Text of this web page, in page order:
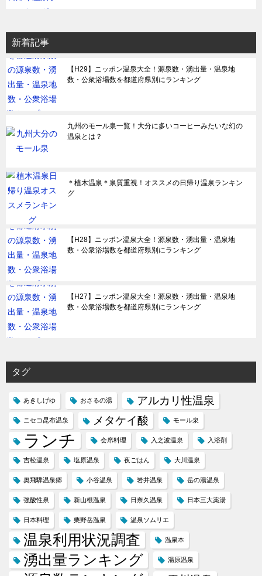
新着記事
【H29】ニッポン温泉大全！源泉数・湧出量・温泉地
数・公衆浴場数を都道府県別にランキング
九州のモール泉一覧！大分に多いコーヒーみたいな幻の
温泉とは？
＊植木温泉＊泉質重視！オススメの日帰り温泉ランキン
グ
【H28】ニッポン温泉大全！源泉数・湧出量・温泉地
数・公衆浴場数を都道府県別にランキング
【H27】ニッポン温泉大全！源泉数・湧出量・温泉地
数・公衆浴場数を都道府県別にランキング
タグ
あきしげゆ おさるの湯 アルカリ性温泉
ニセコ昆布温泉 メタケイ酸 モール泉
ランチ 会席料理 入之波温泉 入浴剤
吉松温泉 塩原温泉 夜ごはん 大川温泉
奥飛騨温泉郷 小谷温泉 岩井温泉 岳の湯温泉
強酸性泉 新山根温泉 日奈久温泉 日本三大薬湯
日本料理 栗野岳温泉 温泉ソムリエ
温泉利用状況調査 温泉本
湧出量ランキング 湯原温泉